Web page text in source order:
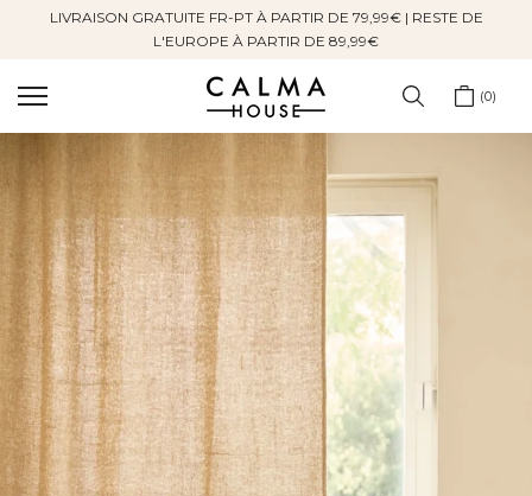
SauterLIVRAISON GRATUITE FR-PT À PARTIR DE 79,99€ | RESTE DE
L'EUROPE À PARTIR DE 89,99€
0